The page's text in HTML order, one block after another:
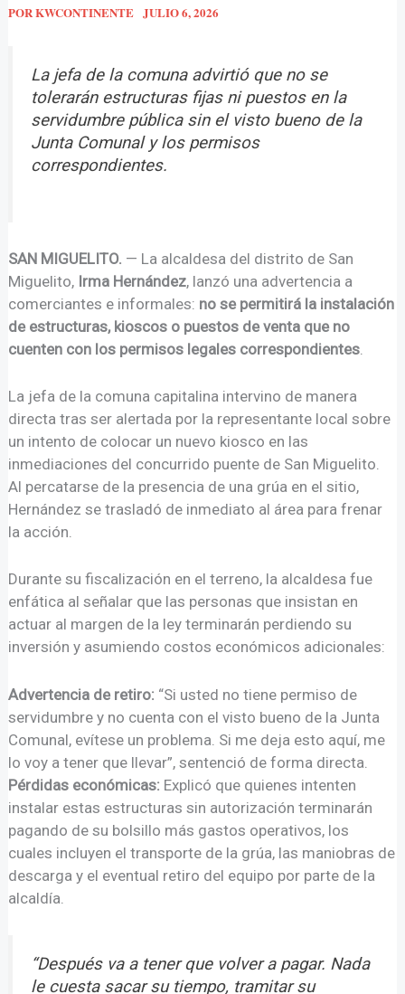
PORKWCONTINENTE JULIO 6, 2026
La jefa de la comuna advirtió que no se
tolerarán estructuras fijas ni puestos en la
servidumbre pública sin el visto bueno de la
Junta Comunal y los permisos
correspondientes.
SAN MIGUELITO. — La alcaldesa del distrito de San
Miguelito, Irma Hernández, lanzó una advertencia a
comerciantes e informales: no se permitirá la instalación
de estructuras, kioscos o puestos de venta que no
cuenten con los permisos legales correspondientes
La jefa de la comuna capitalina intervino de manera
directa tras ser alertada por la representante local sobre
un intento de colocar un nuevo kiosco en las
inmediaciones del concurrido puente de San Miguelito.
Al percatarse de la presencia de una grúa en el sitio,
Hernández se trasladó de inmediato al área para frenar
la acción.
Durante su fiscalización en el terreno, la alcaldesa fue
enfática al señalar que las personas que insistan en
actuar al margen de la ley terminarán perdiendo su
inversión y asumiendo costos económicos adicionales:
Advertencia de retiro: “Si usted no tiene permiso de
servidumbre y no cuenta con el visto bueno de la Junta
Comunal, evítese un problema. Si me deja esto aquí, me
lo voy a tener que llevar”, sentenció de forma directa.
Pérdidas económicas: Explicó que quienes intenten
instalar estas estructuras sin autorización terminarán
pagando de su bolsillo más gastos operativos, los
cuales incluyen el transporte de la grúa, las maniobras de
descarga y el eventual retiro del equipo por parte de la
alcaldía.
“Después va a tener que volver a pagar. Nada
le cuesta sacar su tiempo, tramitar su